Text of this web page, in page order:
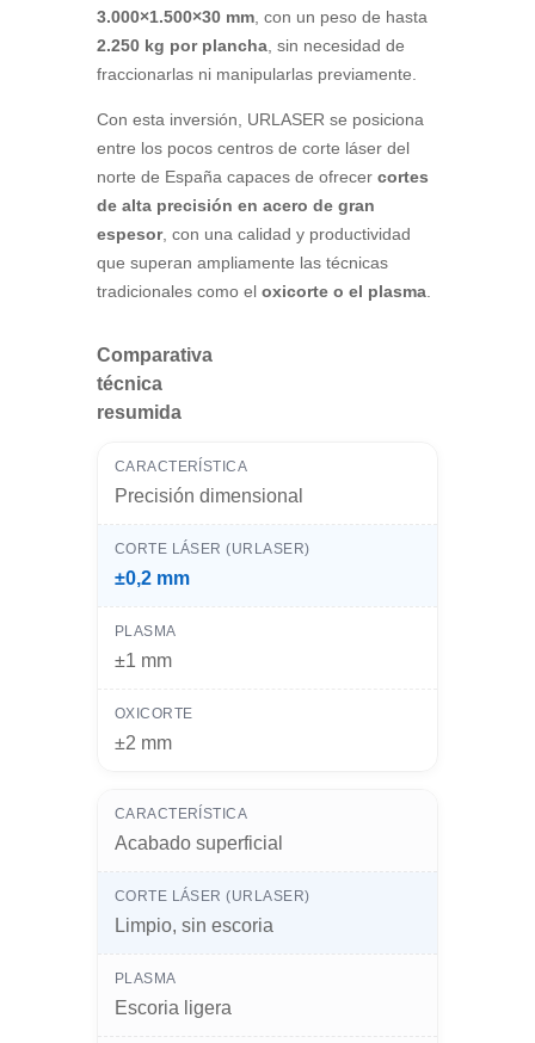
3.000×1.500×30 mm, con un peso de hasta
2.250 kg por plancha, sin necesidad de
fraccionarlas ni manipularlas previamente.
Con esta inversión, URLASER se posiciona
entre los pocos centros de corte láser del
norte de España capaces de ofrecer cortes
de alta precisión en acero de gran
espesor, con una calidad y productividad
que superan ampliamente las técnicas
tradicionales como el oxicorte o el plasma.
Comparativa
técnica
resumida
Precisión dimensional
±0,2 mm
±1 mm
±2 mm
Acabado superficial
Limpio, sin escoria
Escoria ligera